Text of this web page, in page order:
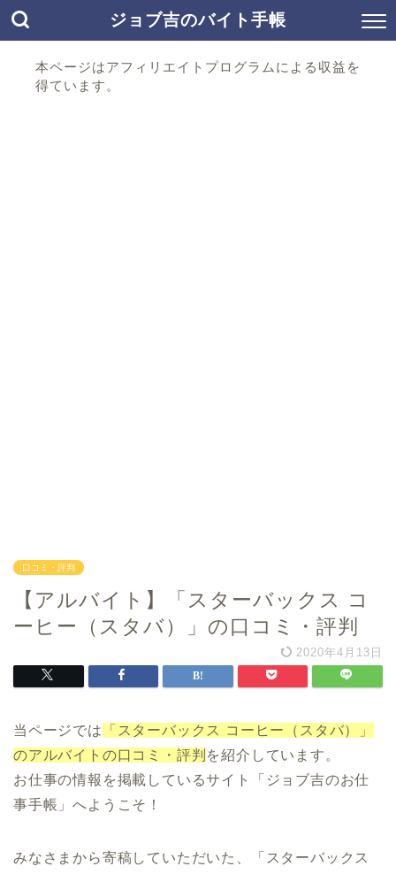
ジョブ吉のバイト手帳
本ページはアフィリエイトプログラムによる収益を
得ています。
口コミ・評判
【アルバイト】「スターバックス コ
ーヒー（スタバ）」の口コミ・評判
2020年4月13日
当ページでは
「スターバックス コーヒー（スタバ）」
のアルバイトの口コミ・評判 を紹介しています。
お仕事の情報を掲載しているサイト「ジョブ吉のお仕
事手帳」へようこそ！
みなさまから寄稿していただいた、「スターバックス